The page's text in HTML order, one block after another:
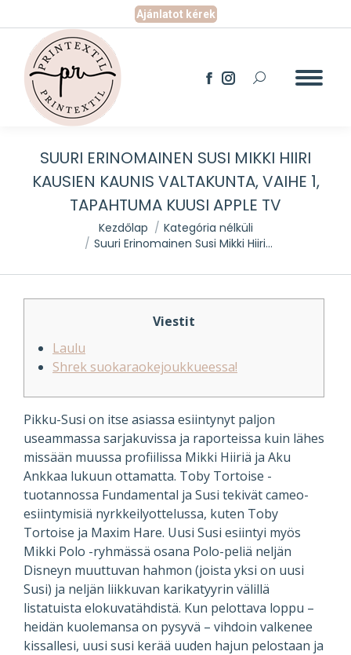
Ajánlatot kérek
Facebook
new
Instagram
new
Search:
SUURI ERINOMAINEN SUSI MIKKI HIIRI
KAUSIEN KAUNIS VALTAKUNTA, VAIHE 1,
TAPAHTUMA KUUSI APPLE TV
You are here:Kezdőlap
Kategória nélküli
Suuri Erinomainen Susi Mikki Hiiri…
Viestit
Laulu
Shrek suokaraokejoukkueessa!
Pikku-Susi on itse asiassa esiintynyt paljon
useammassa sarjakuvissa ja raporteissa kuin lähes
missään muussa profiilissa Mikki Hiiriä ja Aku
Ankkaa lukuun ottamatta. Toby Tortoise -
tuotannossa Fundamental ja Susi tekivät cameo-
esiintymisiä nyrkkeilyottelussa, kuten Toby
Tortoise ja Maxim Hare. Uusi Susi esiintyi myös
Mikki Polo -ryhmässä osana Polo-peliä neljän
Disneyn muuttuvan hahmon (joista yksi on uusi
Susi) ja neljän liikkuvan karikatyyrin välillä
listatuista elokuvatähdistä. Kun pelottava loppu –
heidän kuolemansa on pysyvä – vihdoin valkenee
kissallesi, uusi susi kerää uuden hajun pelostaan ​​ja